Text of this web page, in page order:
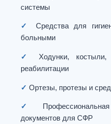
системы
✓
Средства для
больными
✓
Ходунки,
реабилитации
✓ Ортезы, протезы и
✓
документов для СФР